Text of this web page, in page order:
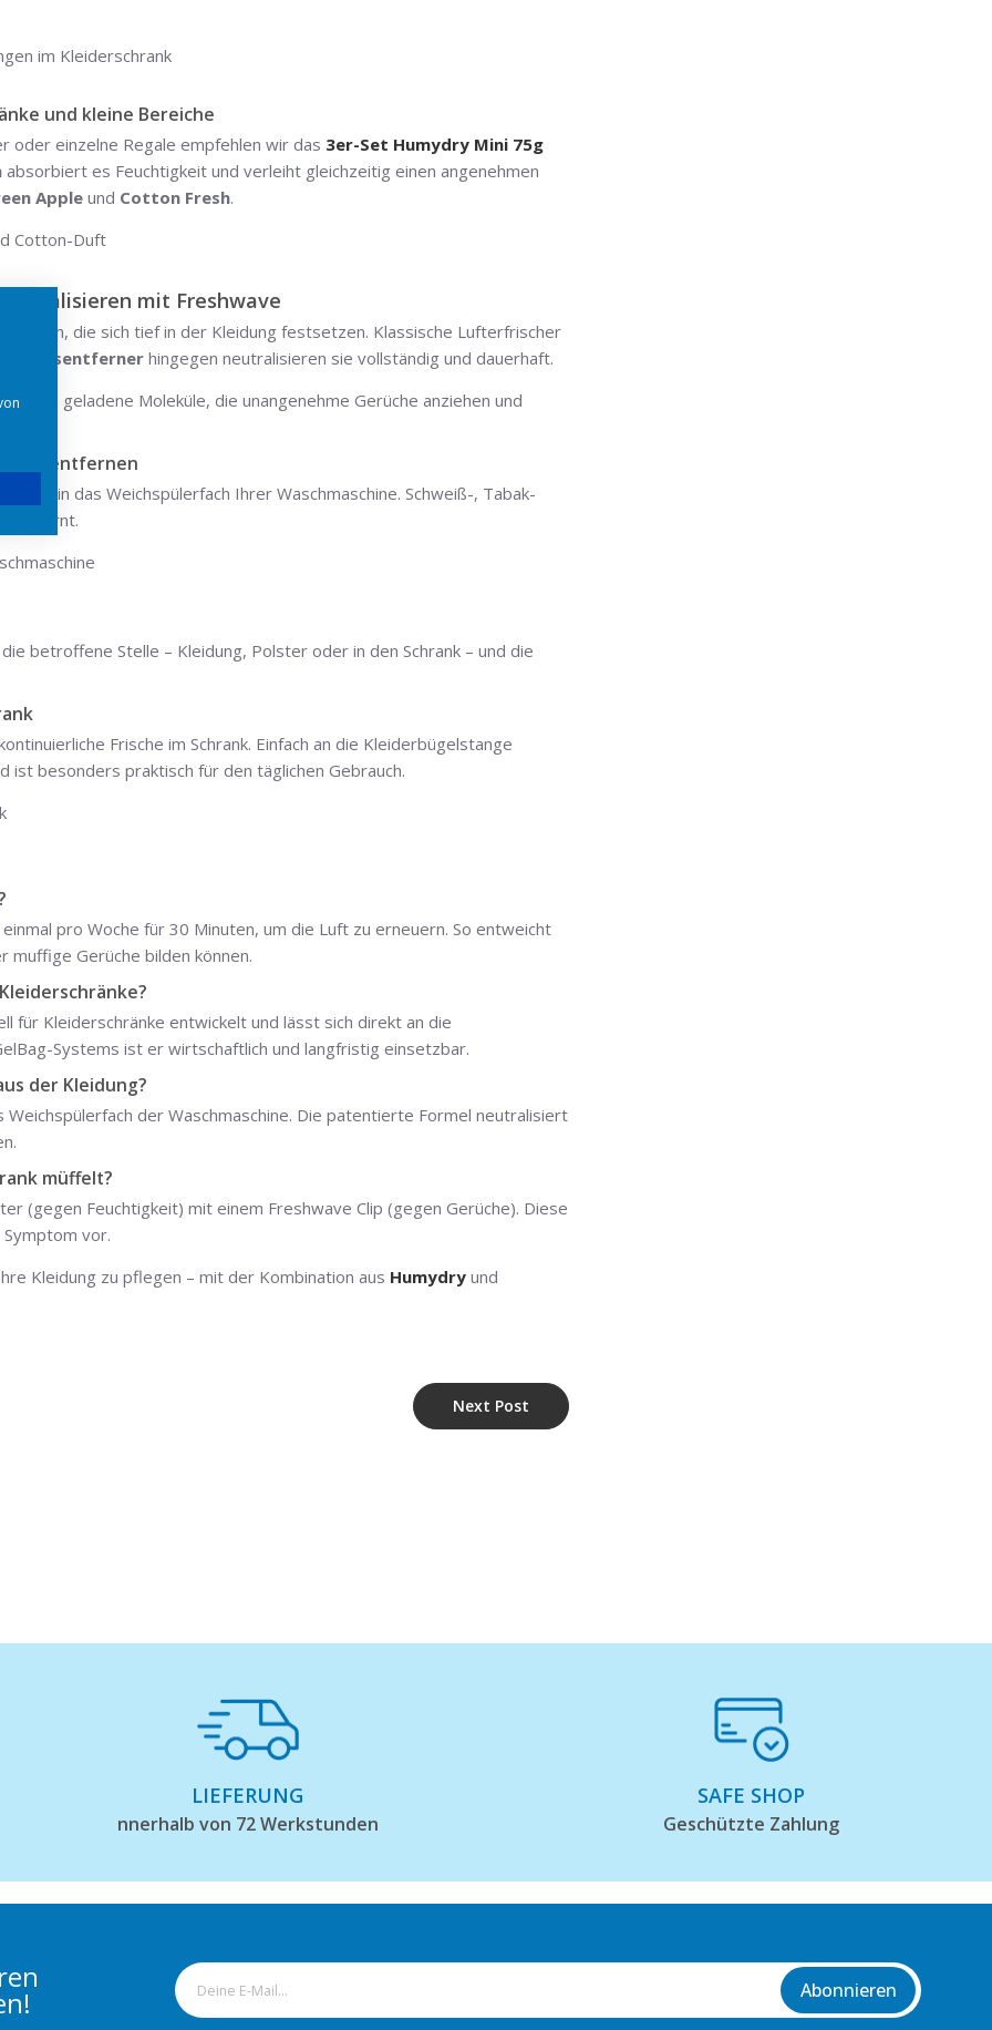
und kleine Bereiche
oder einzelne Regale empfehlen wir das 3er-Set Humydry Mini 75g
absorbiert es Feuchtigkeit und verleiht gleichzeitig einen angenehmen
Apple und Cotton Fresh.
mit Freshwave
die sich tief in der Kleidung festsetzen. Klassische Lufterfrischer
hingegen neutralisieren sie vollständig und dauerhaft.
geladene Moleküle, die unangenehme Gerüche anziehen und
entfernen
1L
in das Weichspülerfach Ihrer Waschmaschine. Schweiß-, Tabak-
entfernt.
betroffene Stelle – Kleidung, Polster oder in den Schrank – und die
Frische im Schrank. Einfach an die Kleiderbügelstange
ist besonders praktisch für den täglichen Gebrauch.
pro Woche für 30 Minuten, um die Luft zu erneuern. So entweicht
muffige Gerüche bilden können.
für Kleiderschränke entwickelt und lässt sich direkt an die
Systems ist er wirtschaftlich und langfristig einsetzbar.
der Kleidung?
der Waschmaschine. Die patentierte Formel neutralisiert
müffelt?
(gegen Feuchtigkeit) mit einem Freshwave Clip (gegen Gerüche). Diese
vor.
Kleidung zu pflegen – mit der Kombination aus Humydry und
Next Post
LIEFERUNG
nnerhalb von 72 Werkstunden
SAFE SHOP
Geschützte Zahlung
Abonnieren